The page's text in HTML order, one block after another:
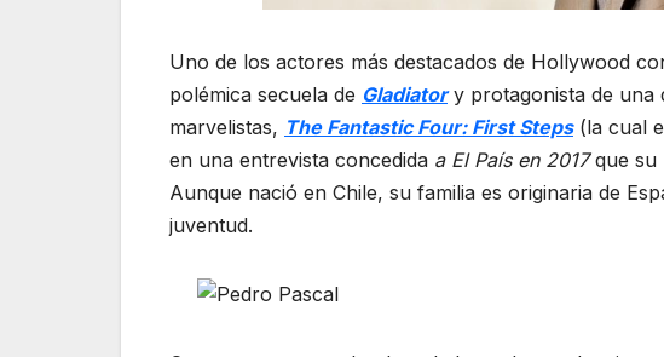
Uno de los actores más destacados de Hollywood
polémica secuela de Gladiator y protagonista de una
marvelistas, The Fantastic Four: First Steps(la cual
en una entrevista concedida a El País en 2017que su
Aunque nació en Chile, su familia es originaria de
juventud.